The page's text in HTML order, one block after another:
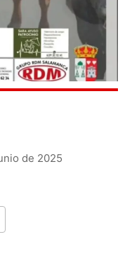
de 2025